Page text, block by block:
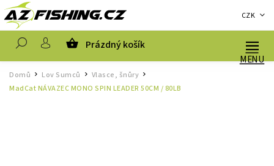
CZK
Prázdný košík
Domů / Lov Sumců Vlasce, šnůry /
MadCat NÁVAZEC MONO SPIN LEADER 50CM / 80LB